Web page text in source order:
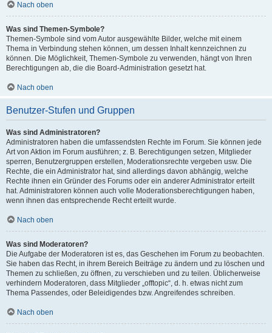
Nach oben
Was sind Themen-Symbole?
Themen-Symbole sind vom Autor ausgewählte Bilder, welche mit einem
Thema in Verbindung stehen können, um dessen Inhalt kennzeichnen zu
können. Die Möglichkeit, Themen-Symbole zu verwenden, hängt von Ihren
Berechtigungen ab, die die Board-Administration gesetzt hat.
Nach oben
Benutzer-Stufen und Gruppen
Was sind Administratoren?
Administratoren haben die umfassendsten Rechte im Forum. Sie können jede
Art von Aktion im Forum ausführen; z. B. Berechtigungen setzen, Mitglieder
sperren, Benutzergruppen erstellen, Moderationsrechte vergeben usw. Die
Rechte, die ein Administrator hat, sind allerdings davon abhängig, welche
Rechte ihnen ein Gründer des Forums oder ein anderer Administrator erteilt
hat. Administratoren können auch volle Moderationsberechtigungen haben,
wenn ihnen das entsprechende Recht erteilt wurde.
Nach oben
Was sind Moderatoren?
Die Aufgabe der Moderatoren ist es, das Geschehen im Forum zu beobachten.
Sie haben das Recht, in ihrem Bereich Beiträge zu ändern und zu löschen und
Themen zu schließen, zu öffnen, zu verschieben und zu teilen. Üblicherweise
verhindern Moderatoren, dass Mitglieder „offtopic“, d. h. etwas nicht zum
Thema Passendes, oder Beleidigendes bzw. Angreifendes schreiben.
Nach oben